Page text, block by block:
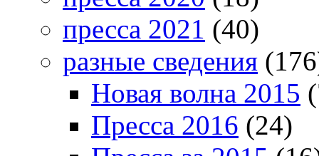
пресса 2021 (40)
разные сведения
Новая волна 2015
Пресса 2016 (24)